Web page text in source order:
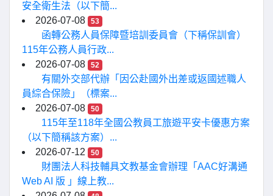
安全衛生法（以下簡...
2026-07-08
53
函轉公務人員保障暨培訓委員會（下稱保訓會）
115年公務人員行政...
2026-07-08
52
有關外交部代辦「因公赴國外出差或返國述職人
員綜合保險」（標案...
2026-07-08
50
115年至118年全國公教員工旅遊平安卡優惠方案
（以下簡稱該方案）...
2026-07-12
50
財團法人科技輔具文教基金會辦理「AAC好溝通
Web AI 版 」線上教...